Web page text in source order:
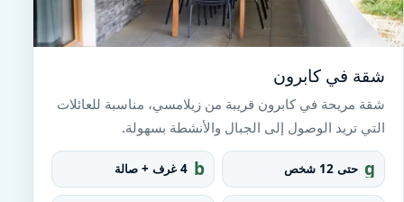
شقة في كابرون
شقة مريحة في كابرون قريبة من زيلامسي، مناسبة للعائلات
التي تريد الوصول إلى الجبال والأنشطة بسهولة.
g
r
حتى 12 شخص b
e
4 غرف + صالة